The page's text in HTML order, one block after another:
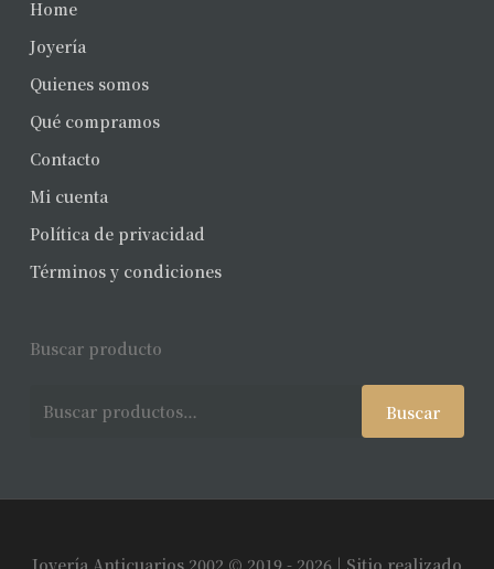
Home
Joyería
Quienes somos
Qué compramos
Contacto
Mi cuenta
Política de privacidad
Términos y condiciones
Buscar producto
Buscar